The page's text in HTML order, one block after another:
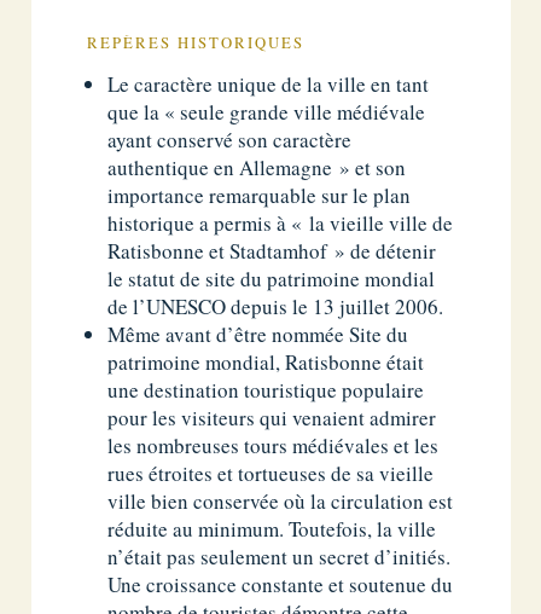
REPÈRES HISTORIQUES
Le caractère unique de la ville en tant
que la « seule grande ville médiévale
ayant conservé son caractère
authentique en Allemagne » et son
importance remarquable sur le plan
historique a permis à « la vieille ville de
Ratisbonne et Stadtamhof » de détenir
le statut de site du patrimoine mondial
de l’UNESCO depuis le 13 juillet 2006.
Même avant d’être nommée Site du
patrimoine mondial, Ratisbonne était
une destination touristique populaire
pour les visiteurs qui venaient admirer
les nombreuses tours médiévales et les
rues étroites et tortueuses de sa vieille
ville bien conservée où la circulation est
réduite au minimum. Toutefois, la ville
n’était pas seulement un secret d’initiés.
Une croissance constante et soutenue du